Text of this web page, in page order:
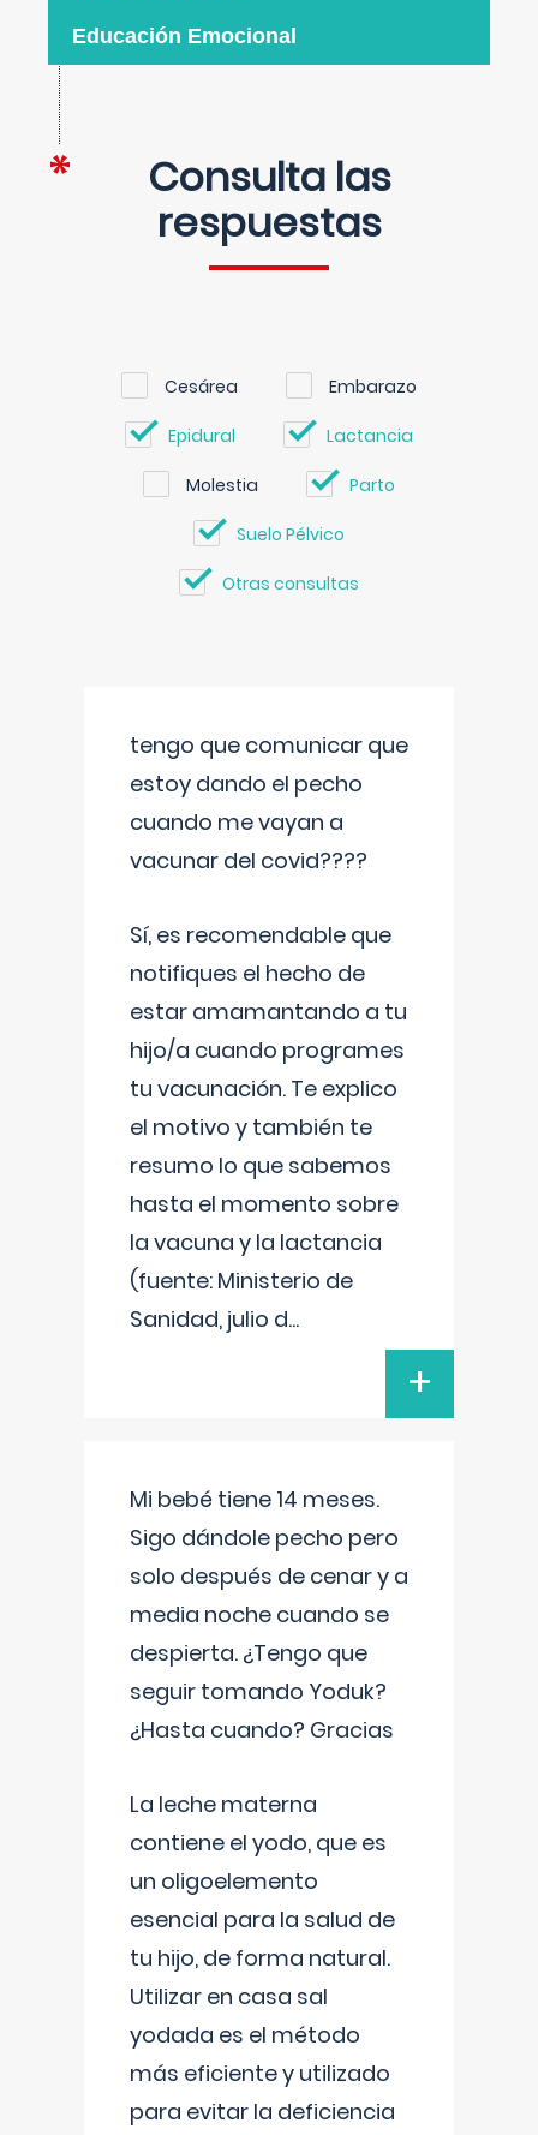
Educación Emocional
Consulta las
respuestas
Cesárea Embarazo
Epidural Lactancia
Molestia Parto
Suelo Pélvico
Otras consultas
tengo que comunicar que
estoy dando el pecho
cuando me vayan a
vacunar del covid????
Sí, es recomendable que
notifiques el hecho de
estar amamantando a tu
hijo/a cuando programes
tu vacunación. Te explico
el motivo y también te
resumo lo que sabemos
hasta el momento sobre
la vacuna y la lactancia
(fuente: Ministerio de
Sanidad, julio d...
+
Mi bebé tiene 14 meses.
Sigo dándole pecho pero
solo después de cenar y a
media noche cuando se
despierta. ¿Tengo que
seguir tomando Yoduk?
¿Hasta cuando? Gracias
La leche materna
contiene el yodo, que es
un oligoelemento
esencial para la salud de
tu hijo, de forma natural.
Utilizar en casa sal
yodada es el método
más eficiente y utilizado
para evitar la deficiencia